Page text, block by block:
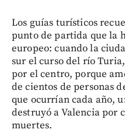
Los guías turísticos
punto de partida que la
europeo: cuando la
sur el curso del río
por el centro, porque
de cientos de personas
que ocurrían cada año,
destruyó a Valencia por
muertes.